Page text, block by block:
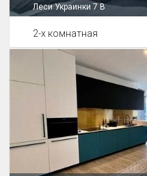
Леси Украинки 7 В
2-х комнатная